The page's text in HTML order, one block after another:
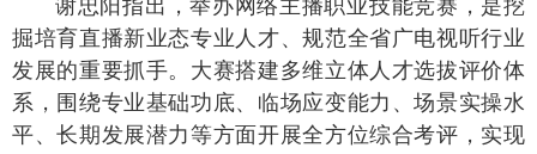
谢忠阳指出，举办网络主播职业技能竞赛，是挖
掘培育直播新业态专业人才、规范全省广电视听行业
发展的重要抓手。大赛搭建多维立体人才选拔评价体
系 ，围绕专业基础功底、临场应变能力、场景实操水
平、长期发展潜力等方面开展全方位综合考评， 实现